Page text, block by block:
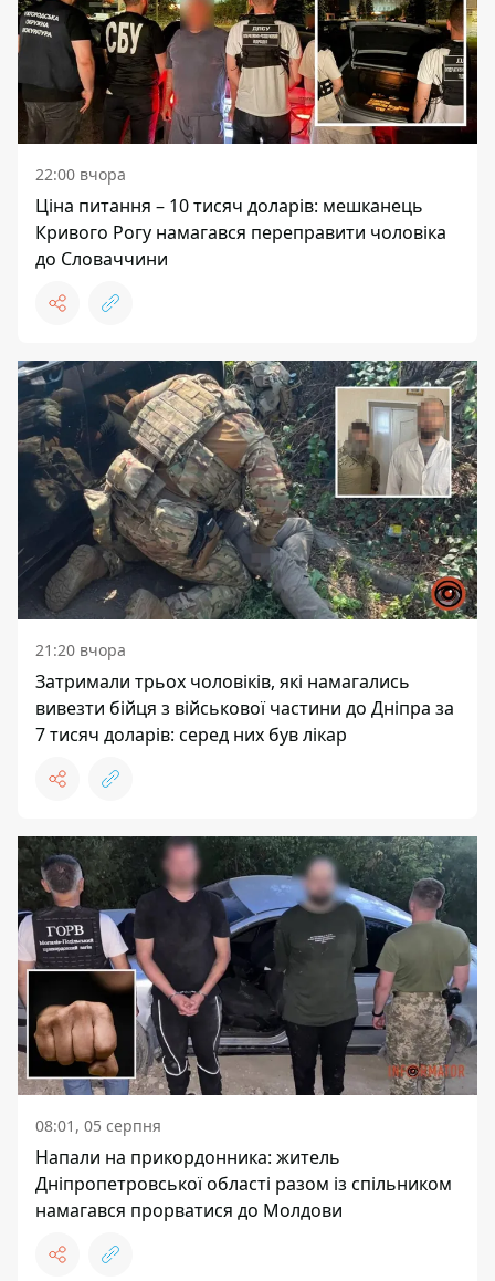
22:00 вчора
Ціна питання – 10 тисяч доларів: мешканець
Кривого Рогу намагався переправити чоловіка
до Словаччини
21:20 вчора
Затримали трьох чоловіків, які намагались
вивезти бійця з військової частини до Дніпра за
7 тисяч доларів: серед них був лікар
08:01, 05 серпня
Напали на прикордонника: житель
Дніпропетровської області разом із спільником
намагався прорватися до Молдови